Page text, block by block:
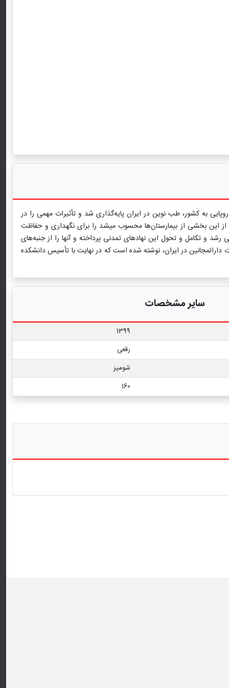
به کشور، طب نوین در ایران پایه‌گذاری شد و تأثیرات مهمی را در
از این بخشی از بیمارستان‌ها محسوب می‏شد را برای نگهداری و حفاظت
رشد و تکامل و تحول این نهادهای تمدنی پرداخته و آنها را از جنبه‌های
قرار داده ‌است. این کتاب، مبتنی بر منابع دست ‌اول و اسناد تاریخی است و مطالب این کتاب، با بررسی 87 سال تحولات دارالمجانین در ایران، نوشته شده است که در نهایت با تأسیس دانشكده
سایر مشخصات
1399
رقعی
شومیز
160